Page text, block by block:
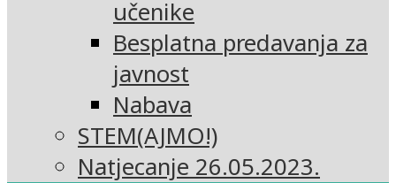
učenike
Besplatna predavanja za
javnost
Nabava
STEM(AJMO!)
Natjecanje 26.05.2023.